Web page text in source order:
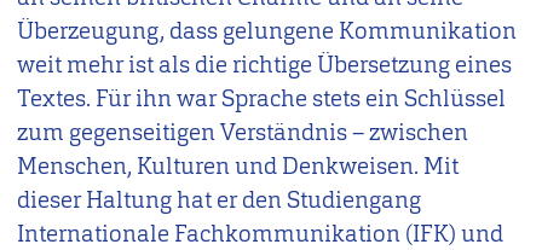
Überzeugung, dass gelungene Kommunikation
weit mehr ist als die richtige Übersetzung eines
Textes. Für ihn war Sprache stets ein Schlüssel
zum gegenseitigen Verständnis – zwischen
Menschen, Kulturen und Denkweisen. Mit
dieser Haltung hat er den Studiengang
Internationale Fachkommunikation (IFK) und